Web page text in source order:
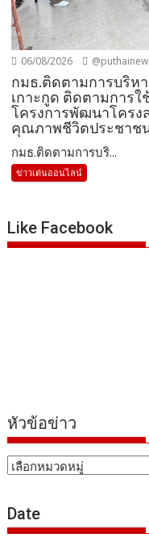
06/08/2026
กมธ.ติดตามการบริห
เกาะกูด ติดตามการ
โครงการพัฒนาโครง
คุณภาพชีวิตประชาช
กมธ.ติดตามการบริ...
ข่าวเด่นออนไลน์
Like Facebook
หัวข้อข่าว
หัวข้อ
Date